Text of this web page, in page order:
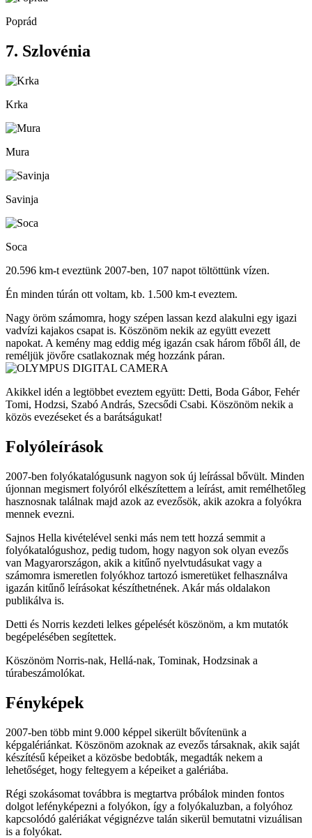
Poprád
7. Szlovénia
Krka
Mura
Savinja
Soca
20.596 km-t eveztünk 2007-ben, 107 napot töltöttünk vízen.
Én minden túrán ott voltam, kb. 1.500 km-t eveztem.
Nagy öröm számomra, hogy szépen lassan kezd alakulni egy igazi
vadvízi kajakos csapat is. Köszönöm nekik az együtt evezett
napokat. A kemény mag eddig még igazán csak három főből áll, de
reméljük jövőre csatlakoznak még hozzánk páran.
Akikkel idén a legtöbbet eveztem együtt: Detti, Boda Gábor, Fehér
Tomi, Hodzsi, Szabó András, Szecsődi Csabi. Köszönöm nekik a
közös evezéseket és a barátságukat!
Folyóleírások
2007-ben folyókatalógusunk nagyon sok új leírással bővült. Minden
újonnan megismert folyóról elkészítettem a leírást, amit remélhetőleg
hasznosnak találnak majd azok az evezősök, akik azokra a folyókra
mennek evezni.
Sajnos Hella kivételével senki más nem tett hozzá semmit a
folyókatalógushoz, pedig tudom, hogy nagyon sok olyan evezős
van Magyarországon, akik a kitűnő nyelvtudásukat vagy a
számomra ismeretlen folyókhoz tartozó ismeretüket felhasználva
igazán kitűnő leírásokat készíthetnének. Akár más oldalakon
publikálva is.
Detti és Norris kezdeti lelkes gépelését köszönöm, a km mutatók
begépelésében segítettek.
Köszönöm Norris-nak, Hellá-nak, Tominak, Hodzsinak a
túrabeszámolókat.
Fényképek
2007-ben több mint 9.000 képpel sikerült bővítenünk a
képgalériánkat. Köszönöm azoknak az evezős társaknak, akik saját
készítésű képeiket a közösbe bedobták, megadták nekem a
lehetőséget, hogy feltegyem a képeiket a galériába.
Régi szokásomat továbbra is megtartva próbálok minden fontos
dolgot lefényképezni a folyókon, így a folyókaluzban, a folyóhoz
kapcsolódó galériákat végignézve talán sikerül bemutatni vizuálisan
is a folyókat.